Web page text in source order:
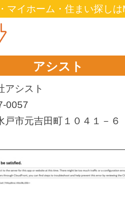
マイホーム・住まい探し
アシスト
アシスト
0057
戸市元吉田町１０４１－６